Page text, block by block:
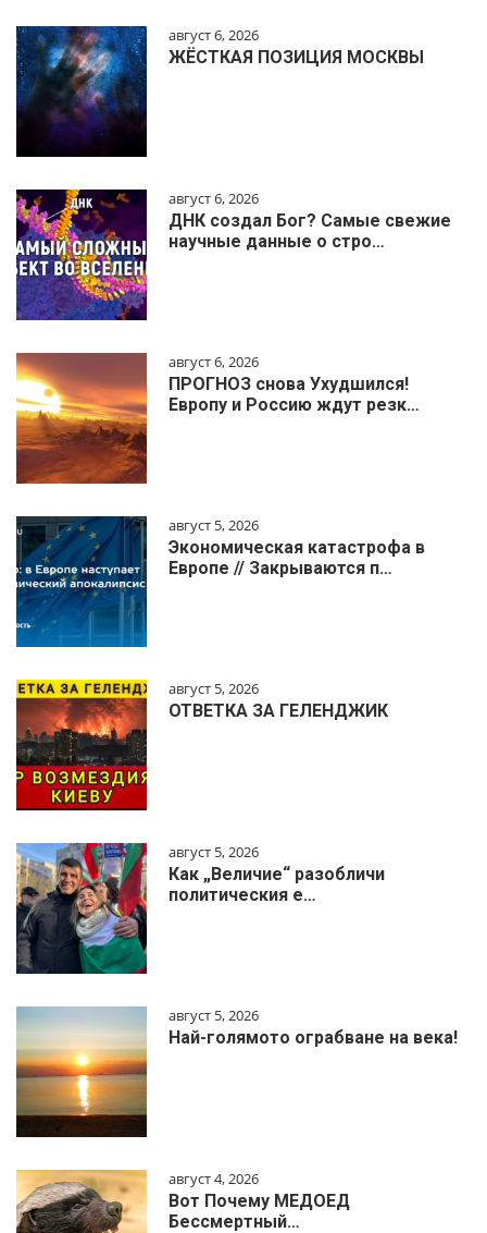
август 6, 2026
ЖЁСТКАЯ ПОЗИЦИЯ МОСКВЫ
август 6, 2026
ДНК создал Бог? Самые свежие
научные данные о стро…
август 6, 2026
ПРОГНОЗ снова Ухудшился!
Европу и Россию ждут резк…
август 5, 2026
Экономическая катастрофа в
Европе // Закрываются п…
август 5, 2026
ОТВЕТКА ЗА ГЕЛЕНДЖИК
август 5, 2026
Как „Величие“ разобличи
политическия е…
август 5, 2026
Най-голямото ограбване на века!
август 4, 2026
Вот Почему МЕДОЕД
Бессмертный…